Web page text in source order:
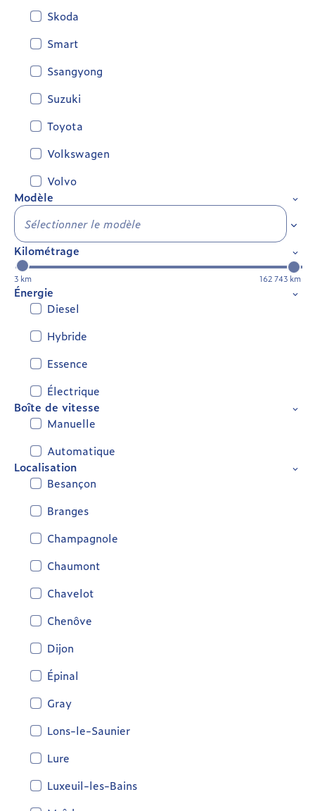
Skoda
Smart
Ssangyong
Suzuki
Toyota
Volkswagen
Volvo
Modèle
Kilométrage
3 km 162 743 km
Énergie
Diesel
Hybride
Essence
Électrique
Boîte de vitesse
Manuelle
Automatique
Localisation
Besançon
Branges
Champagnole
Chaumont
Chavelot
Chenôve
Dijon
Épinal
Gray
Lons-le-Saunier
Lure
Luxeuil-les-Bains